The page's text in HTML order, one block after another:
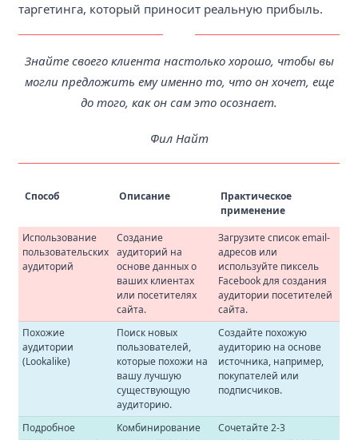
таргетинга, который приносит реальную прибыль.
Знайте своего клиента настолько хорошо, чтобы вы
могли предложить ему именно то, что он хочет, еще
до того, как он сам это осознает.
Фил Найт
Способ Описание
Практическое
применение
Использование
пользовательских
аудиторий
Создание
аудиторий на
основе данных о
ваших клиентах
или посетителях
сайта.
Загрузите список email-
адресов или
используйте пиксель
Facebook для создания
аудитории посетителей
сайта.
Похожие
аудитории
(Lookalike)
Поиск новых
пользователей,
которые похожи на
вашу лучшую
существующую
аудиторию.
Создайте похожую
аудиторию на основе
источника, например,
покупателей или
подписчиков.
Подробное
Комбинирование
Сочетайте 2-3